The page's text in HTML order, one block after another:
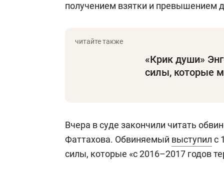
получением взятки и превышением
«Крик души»
силы, которые
Вчера в суде закончили читать
Фаттахова. Обвиняемый выступил с
силы, которые «с 2016–2017 годов